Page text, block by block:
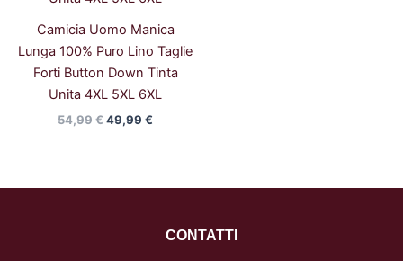
Camicia Uomo Manica
Lunga 100% Puro Lino Taglie
Forti Button Down Tinta
Unita 4XL 5XL 6XL
54,99€49,99 €
CONTATTI